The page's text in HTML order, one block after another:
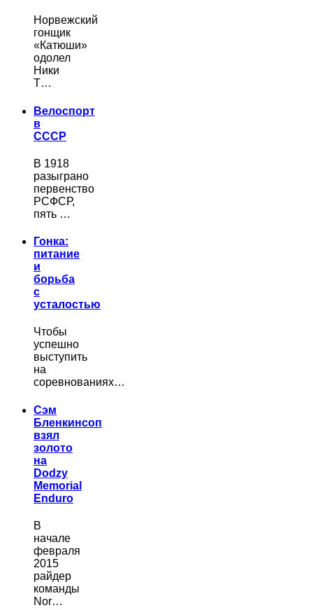
Норвежский
гонщик
«Катюши»
одолел
Ники
Т…
Велоспорт
в
СССР
В 1918
разыграно
первенство
РСФСР,
пять …
Гонка:
питание
и
борьба
с
усталостью
Чтобы
успешно
выступить
на
соревнованиях…
Сэм
Бленкинсоп
взял
золото
на
Dodzy
Memorial
Enduro
В
начале
февраля
2015
райдер
команды
Nor…